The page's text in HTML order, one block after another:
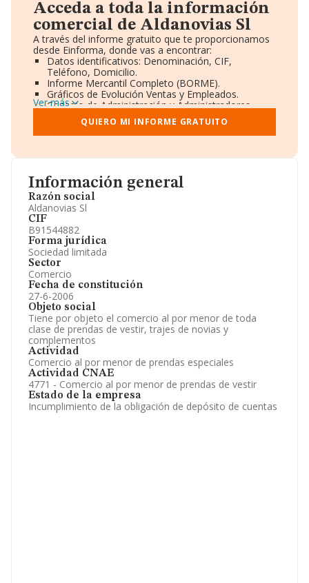
Información general
Razón social
Aldanovias Sl
CIF
B91544882
Forma jurídica
Sociedad limitada
Sector
Comercio
Fecha de constitución
27-6-2006
Objeto social
Tiene por objeto el comercio al por menor de toda
clase de prendas de vestir, trajes de novias y
complementos
Actividad
Comercio al por menor de prendas especiales
Actividad CNAE
4771 - Comercio al por menor de prendas de vestir
Estado de la empresa
Incumplimiento de la obligación de depósito de cuentas
Acceda a toda la información
comercial de Aldanovias Sl
A través del informe gratuito que te proporcionamos
desde Einforma, donde vas a encontrar:
Datos identificativos: Denominación, CIF,
Teléfono, Domicilio.
Informe Mercantil Completo (BORME).
Gráficos de Evolución Ventas y Empleados.
Consejo de Administración y Administradores.
Directivos y Ejecutivos.
Accionistas.
Participaciones y Vinculaciones en otras empresas.
Información oficial y registral complementaria.
Ver más
QUIERO MI INFORME GRATUITO